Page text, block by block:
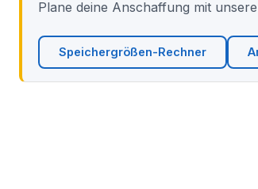
Plane deine Anschaffung mit
Speichergrößen-Rechner